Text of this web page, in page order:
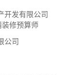
开发有限公司
装修预算师
公司